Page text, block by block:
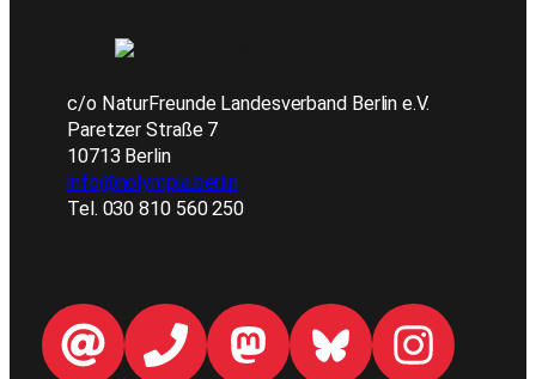
c/o NaturFreunde Landesverband Berlin e.V.
Paretzer Straße 7
10713 Berlin
info@nolympia.berlin
Tel. 030 810 560 250